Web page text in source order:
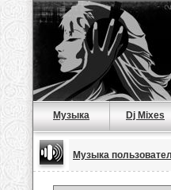
Музыка Dj Mixes
Музыка